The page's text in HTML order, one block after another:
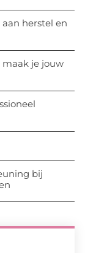
herstel en
maak je jouw
bij